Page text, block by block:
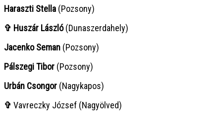
Haraszti Stella (Pozsony)
✞ Huszár László(Dunaszerdahely)
Jacenko Seman (Pozsony)
Pálszegi Tibor (Pozsony)
Urbán Csongor (Nagykapos)
✞ Vavreczky József (Nagyölved)